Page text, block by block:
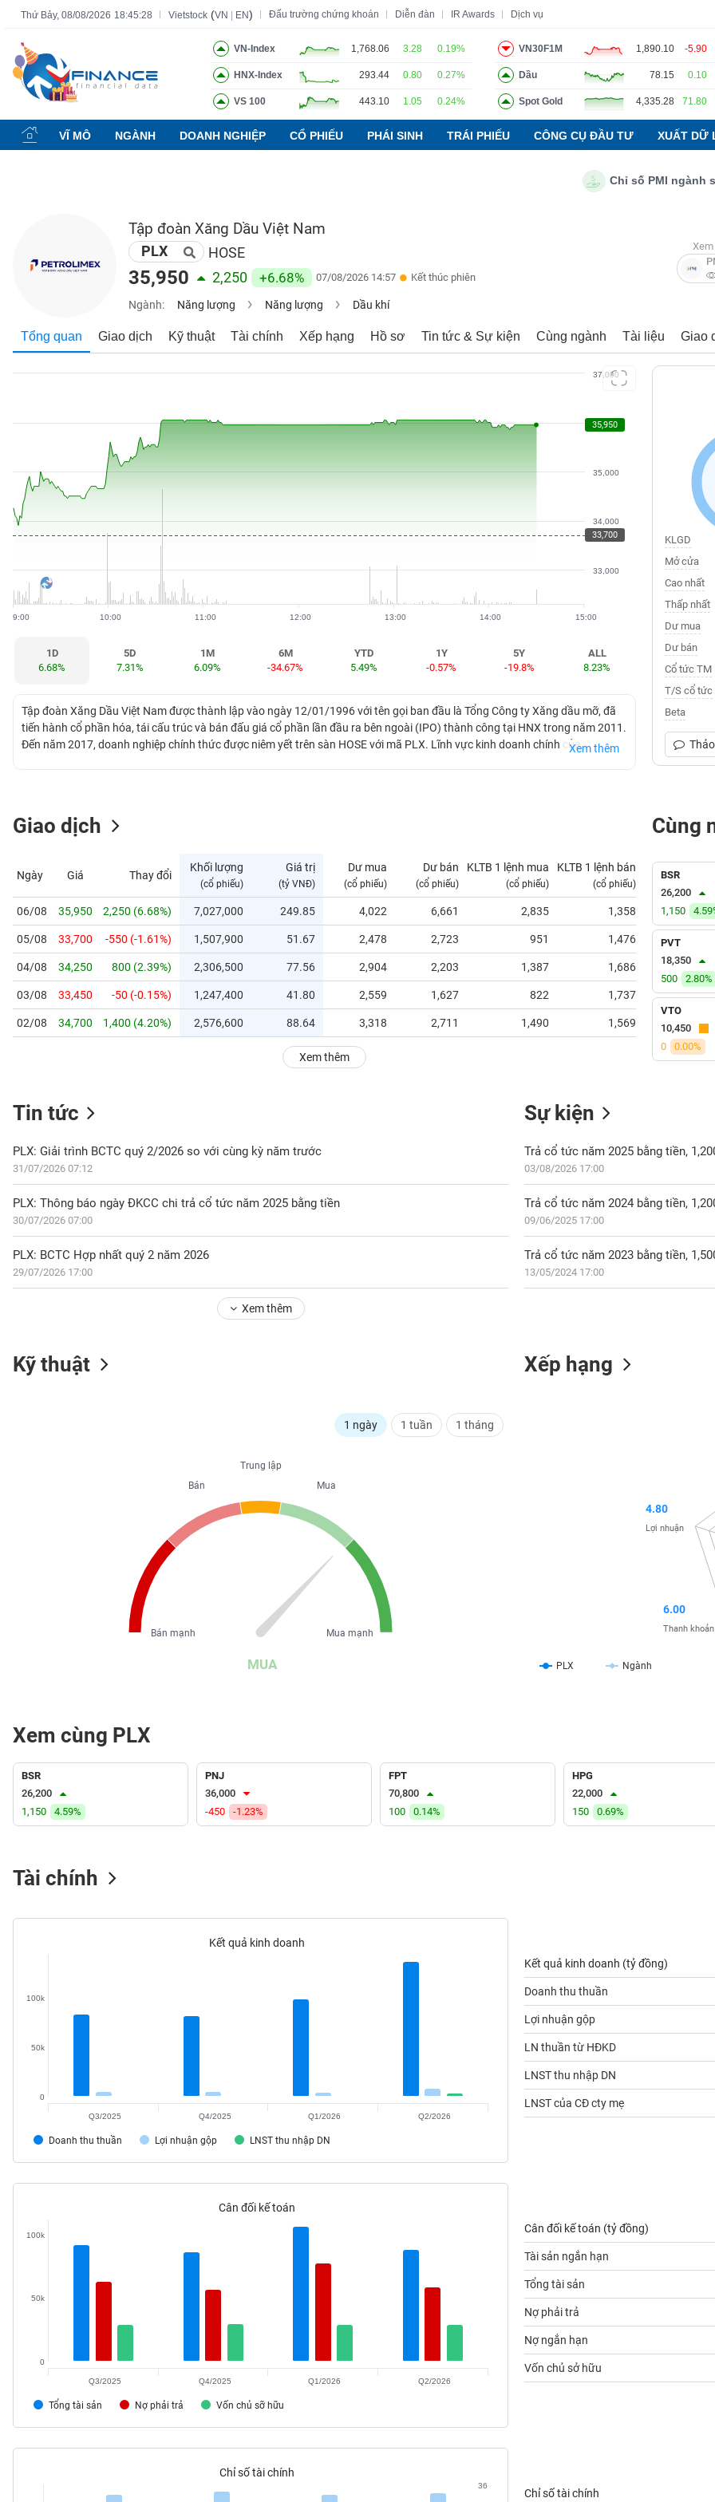
Thứ Bảy, 08/08/2026 18:45:29 Vietstock (VN EN) Đấu trường chứng khoán Diễn đàn IR Awards Dịch vụ
VN-Index 1,768.06 3.28 0.19%
HNX-Index 293.44 0.80 0.27%
VS 100 443.10 1.05 0.24%
VN30F1M 1,890.10 -5.90
Dầu 78.15 0.10
Spot Gold 4,335.28 71.80
VĨ MÔ NGÀNH DOANH NGHIỆP CỔ PHIẾU PHÁI SINH TRÁI PHIẾU CÔNG CỤ ĐẦU TƯ XUẤT DỮ
Chỉ số PMI ngành sản
Tập đoàn Xăng Dầu Việt Nam
PLX HOSE
35,950 2,250 +6.68% 07/08/2026 14:57 Kết thúc phiên
Ngành: Năng lượng Năng lượng Dầu khí
Tổng quan Giao dịch Kỹ thuật Tài chính Xếp hạng Hồ sơ Tin tức & Sự kiện Cùng ngành Tài liệu Giao
33,000
34,000
35,000
36,000
37,000
9:00 10:00 11:00 12:00 13:00 14:00 15:00
33,700
35,950
1D
6.68%
5D
7.31%
1M
6.09%
6M
-34.67%
YTD
5.49%
1Y
-0.57%
5Y
-19.8%
ALL
8.23%
Tập đoàn Xăng Dầu Việt Nam được thành lập vào ngày 12/01/1996 với tên gọi ban đầu là Tổng Công ty Xăng dầu mỡ, đã
tiến hành cổ phần hóa, tái cấu trúc và bán đấu giá cổ phần lần đầu ra bên ngoài (IPO) thành công tại HNX trong năm 2011.
Đến năm 2017, doanh nghiệp chính thức được niêm yết trên sàn HOSE với mã PLX. Lĩnh vực kinh doanh chính củaXem thêm
KLGD
Mở cửa
Cao nhất
Thấp nhất
Dư mua
Dư bán
Cổ tức TM
T/S cổ tức
Beta
Giao dịch
Ngày Giá Thay đổi
Khối lượng
(cổ phiếu)
Giá trị
(tỷ VNĐ)
Dư mua
(cổ phiếu)
Dư bán
(cổ phiếu)
KLTB 1 lệnh mua
(cổ phiếu)
KLTB 1 lệnh bán
(cổ phiếu)
06/08 35,950 2,250 (6.68%) 7,027,000 249.85 4,022 6,661 2,835 1,358 28.36
05/08 33,700 -550 (-1.61%) 1,507,900 51.67 2,478 2,723 951 1,476
04/08 34,250 800 (2.39%) 2,306,500 77.56 2,904 2,203 1,387 1,686 14.39
03/08 33,450 -50 (-0.15%) 1,247,400 41.80 2,559 1,627 822 1,737 0.18
02/08 34,700 1,400 (4.20%) 2,576,600 88.64 3,318 2,711 1,490 1,569 22.71
Xem thêm
Cùng
BSR
26,200
1,150
PVT
18,350
500
2.80%
VTO
10,450
0
0.00%
Tin tức
PLX: Giải trình BCTC quý 2/2026 so với cùng kỳ năm trước
31/07/2026 07:12
PLX: Thông báo ngày ĐKCC chi trả cổ tức năm 2025 bằng tiền
30/07/2026 07:00
PLX: BCTC Hợp nhất quý 2 năm 2026
29/07/2026 17:00
Xem thêm
Sự kiện
Trả cổ tức năm 2025 bằng tiền,
03/08/2026 17:00
Trả cổ tức năm 2024 bằng tiền,
09/06/2025 17:00
Trả cổ tức năm 2023 bằng tiền,
13/05/2024 17:00
Kỹ thuật
1 ngày 1 tuần 1 tháng
MUA
Trung lập
Mua
Mua mạnh
Bán
Bán mạnh
Xếp hạng
PLX Ngành
6.00
Thanh khoản
4.80
Lợi nhuận
Xem cùng PLX
BSR
26,200
1,150
4.59%
PNJ
36,000
-450
-1.23%
FPT
70,800
100
0.14%
HPG
22,000
150
0.69%
Tài chính
Kết quả kinh doanh
Doanh thu thuần Lợi nhuận gộp LNST thu nhập DN
0
50k
100k
Q3/2025 Q4/2025 Q1/2026 Q2/2026
Kết quả kinh doanh (tỷ đồng)
Doanh thu thuần
Lợi nhuận gộp
LN thuần từ HĐKD
LNST thu nhập DN
LNST của CĐ cty mẹ
Cân đối kế toán
Tổng tài sản Nợ phải trả Vốn chủ sỡ hữu
0
50k
100k
Q3/2025 Q4/2025 Q1/2026 Q2/2026
Cân đối kế toán (tỷ đồng)
Tài sản ngắn hạn
Tổng tài sản
Nợ phải trả
Nợ ngắn hạn
Vốn chủ sở hữu
Chỉ số tài chính
36
Chỉ số tài chính
Tất cả Tính năng Ngành Mã chứng khoán Lãnh đạo Báo cáo phân tích Thuật ngữ
Tính
năng
(-)
KHOÁN
NGHIỆP
SẢN
TÀI
HÓA
GIỚI
CÁ
NHÂN
PHÂN
TÍCH
VIETSTOCKFINANCE
DOANH
NGHIỆP
CỔ
PHIẾU
SINH
(-)
VS-
SECTOR
NGHIỆP
TIÊU
DÙNG
TIÊU
THIẾT